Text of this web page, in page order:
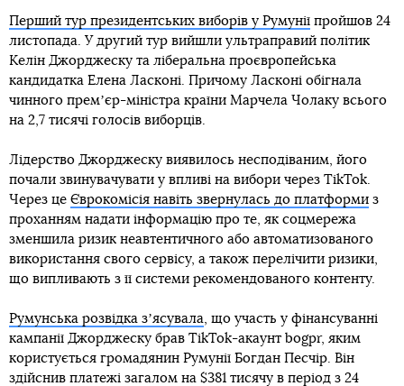
Перший тур президентських виборів у Румунії пройшов 24
листопада. У другий тур вийшли ультраправий політик
Келін Джорджеску та ліберальна проєвропейська
кандидатка Елена Ласконі. Причому Ласконі обігнала
чинного премʼєр-міністра країни Марчела Чолаку всього
на 2,7 тисячі голосів виборців.
Лідерство Джорджеску виявилось несподіваним, його
почали звинувачувати у впливі на вибори через TikTok.
Через це Єврокомісія навіть звернулась до платформи з
проханням надати інформацію про те, як соцмережа
зменшила ризик неавтентичного або автоматизованого
використання свого сервісу, а також перелічити ризики,
що випливають з її системи рекомендованого контенту.
Румунська розвідка зʼясувала, що участь у фінансуванні
кампанії Джорджеску брав TikTok-акаунт bogpr, яким
користується громадянин Румунії Богдан Песчір. Він
здійснив платежі загалом на $381 тисячу в період з 24